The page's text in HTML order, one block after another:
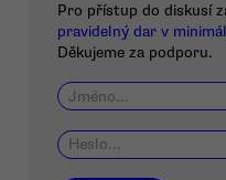
Pro přístup do diskusí
pravidelný dar v
Děkujeme za podporu.